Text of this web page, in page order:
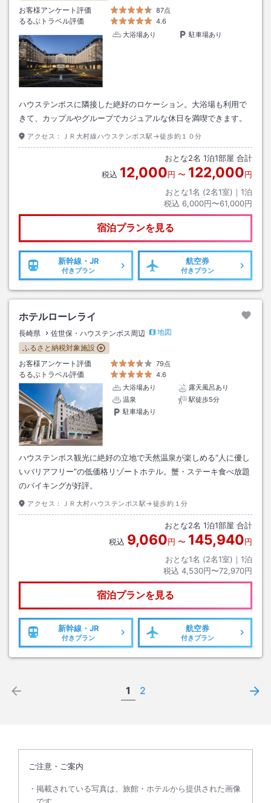
お客様アンケート評価
87点
るるぶトラベル評価
4.6
大浴場あり
駐車場あり
ハウステンボスに隣接した絶好のロケーション。大浴場も利用で
きて、カップルやグループでカジュアルな休日を満喫できます。
アクセス： ＪＲ大村線ハウステンボス駅→徒歩約１０分
おとな2名 1泊1部屋 合計
税込 12,000円 〜 122,000円
おとな1名 (2名1室)｜ 1泊
税込 6,000円〜61,000円
宿泊プランを見る
新幹線・JR
付きプラン
航空券
付きプラン
ホテルローレライ
長崎県 佐世保・ハウステンボス周辺
地図
ふるさと納税対象施設
お客様アンケート評価
79点
るるぶトラベル評価
4.6
大浴場あり
露天風呂あり
温泉
駅徒歩5分
駐車場あり
ハウステンボス観光に絶好の立地で天然温泉が楽しめる“人に優し
いバリアフリー”の低価格リゾートホテル。蟹・ステーキ食べ放題
のバイキングが好評。
アクセス： ＪＲ大村ハウステンボス駅→徒歩約１分
おとな2名 1泊1部屋 合計
税込 9,060円 〜 145,940円
おとな1名 (2名1室)｜ 1泊
税込 4,530円〜72,970円
宿泊プランを見る
新幹線・JR
付きプラン
航空券
付きプラン
1 2
ご注意・ご案内
掲載されている写真は、旅館・ホテルから提供された画像
です。